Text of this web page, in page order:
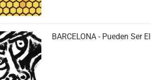
BARCELONA - Pueden Ser